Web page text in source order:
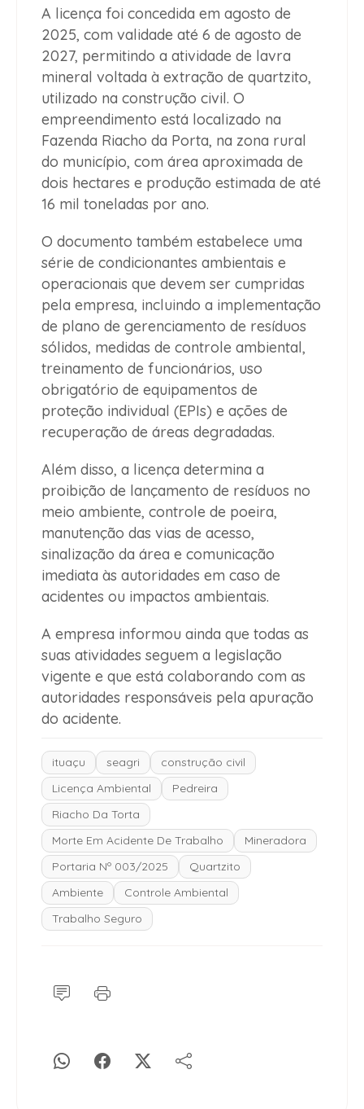
A licença foi concedida em agosto de
2025, com validade até 6 de agosto de
2027, permitindo a atividade de lavra
mineral voltada à extração de quartzito,
utilizado na construção civil. O
empreendimento está localizado na
Fazenda Riacho da Porta, na zona rural
do município, com área aproximada de
dois hectares e produção estimada de até
16 mil toneladas por ano.
O documento também estabelece uma
série de condicionantes ambientais e
operacionais que devem ser cumpridas
pela empresa, incluindo a implementação
de plano de gerenciamento de resíduos
sólidos, medidas de controle ambiental,
treinamento de funcionários, uso
obrigatório de equipamentos de
proteção individual (EPIs) e ações de
recuperação de áreas degradadas.
Além disso, a licença determina a
proibição de lançamento de resíduos no
meio ambiente, controle de poeira,
manutenção das vias de acesso,
sinalização da área e comunicação
imediata às autoridades em caso de
acidentes ou impactos ambientais.
A empresa informou ainda que todas as
suas atividades seguem a legislação
vigente e que está colaborando com as
autoridades responsáveis pela apuração
do acidente.
ituaçu seagri
construção civil
Licença Ambiental
Pedreira
Riacho Da Torta
Morte Em Acidente De Trabalho
Mineradora
Portaria Nº 003/2025
Quartzito
Ambiente
Controle Ambiental
Trabalho Seguro